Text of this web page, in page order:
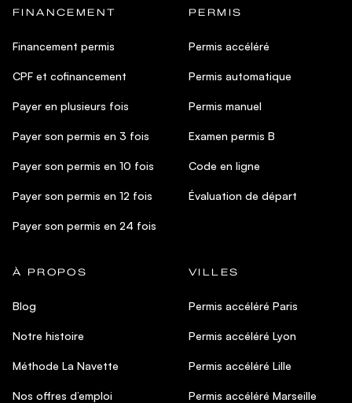
FINANCEMENT
Financement permis
CPF et cofinancement
Payer en plusieurs fois
Payer son permis en 3 fois
Payer son permis en 10 fois
Payer son permis en 12 fois
Payer son permis en 24 fois
PERMIS
Permis accéléré
Permis automatique
Permis manuel
Examen permis B
Code en ligne
Évaluation de départ
À PROPOS
Blog
Notre histoire
Méthode La Navette
Nos offres d’emploi
VILLES
Permis accéléré Paris
Permis accéléré Lyon
Permis accéléré Lille
Permis accéléré Marseille